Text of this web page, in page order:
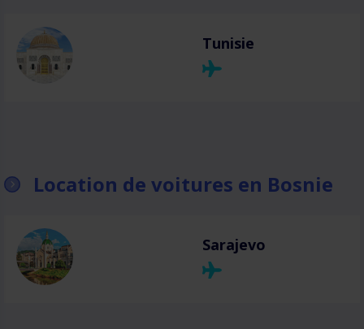
Tunisie
Location de voitures en Bosnie
Sarajevo